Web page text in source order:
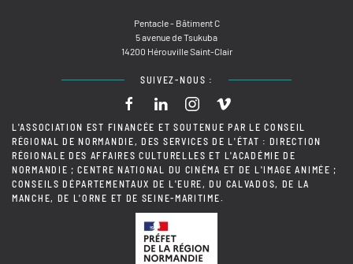
Pentacle - Bâtiment C
5 avenue de Tsukuba
14200 Hérouville Saint-Clair
SUIVEZ-NOUS :
L'ASSOCIATION EST FINANCÉE ET SOUTENUE PAR LE CONSEIL
RÉGIONAL DE NORMANDIE, DES SERVICES DE L'ÉTAT : DIRECTION
RÉGIONALE DES AFFAIRES CULTURELLES ET L'ACADÉMIE DE
NORMANDIE ; CENTRE NATIONAL DU CINÉMA ET DE L'IMAGE ANIMÉE ;
CONSEILS DÉPARTEMENTAUX DE L'EURE, DU CALVADOS, DE LA
MANCHE, DE L'ORNE ET DE SEINE-MARITIME.